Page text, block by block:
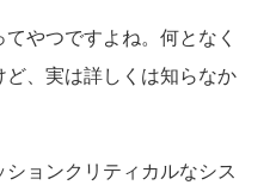
やつですよね。何となく
、実は詳しくは知らなか
ョンクリティカルなシス